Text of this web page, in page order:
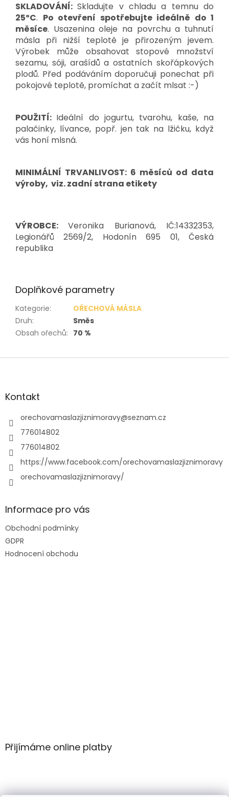
SKLADOVÁNÍ:Skladujte v chladu a temnu do
25ºC. Po otevření spotřebujte ideálně do 1
měsíce. Usazenina oleje na povrchu a tuhnutí
másla při nižší teplotě je přirozeným jevem.
Výrobek může obsahovat stopové množství
sezamu, sóji, arašídů a ostatních skořápkových
plodů. Před podáváním doporučuji ponechat při
pokojové teplotě, promíchat a začít mlsat :-)
POUŽITÍ: Ideální do jogurtu, tvarohu, kaše, na
palačinky, lívance, popř. jen tak na lžičku, když
vás honí mlsná.
MINIMÁLNÍ TRVANLIVOST: 6 měsíců od data
výroby, viz. zadní strana etikety
VÝROBCE:Veronika Burianová, IČ:14332353,
Legionářů 2569/2, Hodonín 695 01, Česká
republika
Doplňkové parametry
Kategorie:
OŘECHOVÁ MÁSLA
Druh:
Směs
Obsah ořechů: 70 %
Z
aKontakt
orechovamaslazjiznimoravy@seznam.cz
776014802
776014802
https://www.facebook.com/orechovamaslazjiznimoravy
orechovamaslazjiznimoravy/
Informace pro vás
Obchodní podmínky
GDPR
Hodnocení obchodu
Přijímáme online platby